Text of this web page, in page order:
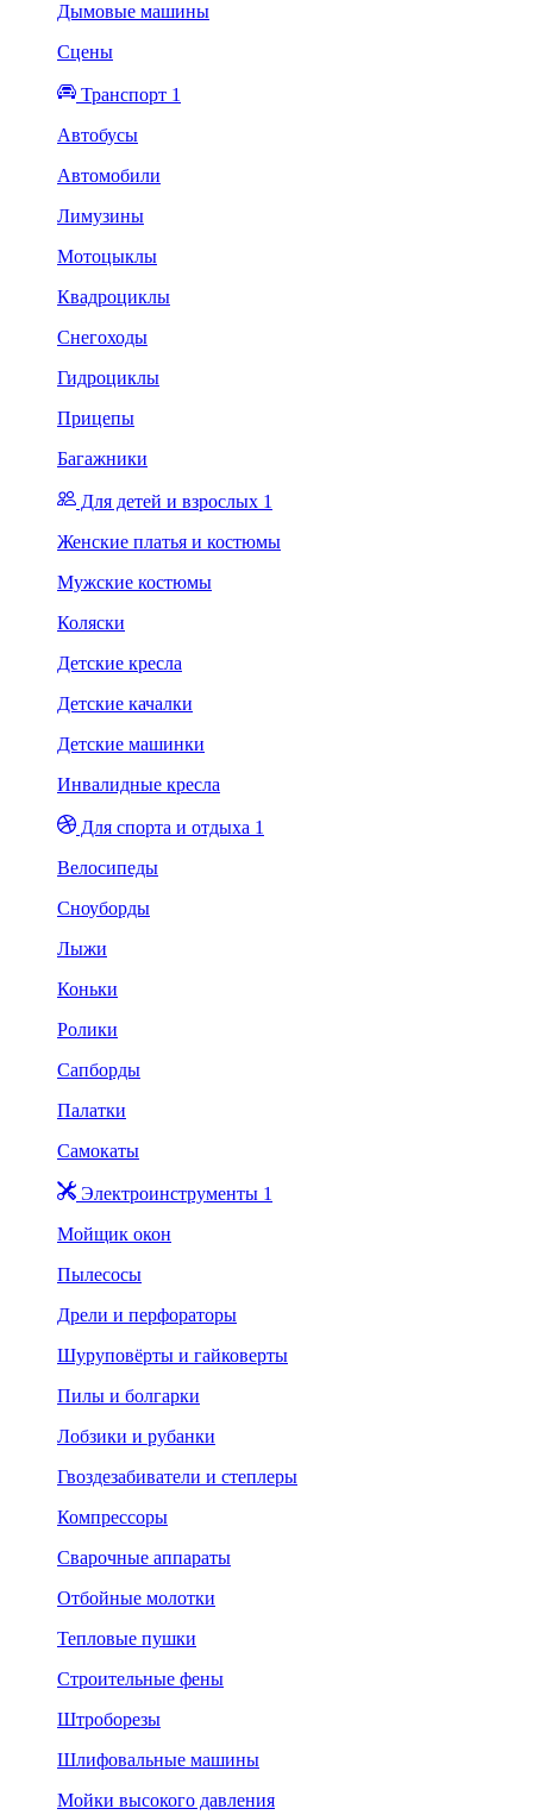
Дымовые машины
Сцены
Транспорт 1
Автобусы
Автомобили
Лимузины
Мотоцыклы
Квадроциклы
Снегоходы
Гидроциклы
Прицепы
Багажники
Для детей и взрослых 1
Женские платья и костюмы
Мужские костюмы
Коляски
Детские кресла
Детские качалки
Детские машинки
Инвалидные кресла
Для спорта и отдыха 1
Велосипеды
Сноуборды
Лыжи
Коньки
Ролики
Сапборды
Палатки
Самокаты
Электроинструменты 1
Мойщик окон
Пылесосы
Дрели и перфораторы
Шуруповёрты и гайковерты
Пилы и болгарки
Лобзики и рубанки
Гвоздезабиватели и степлеры
Компрессоры
Сварочные аппараты
Отбойные молотки
Тепловые пушки
Строительные фены
Штроборезы
Шлифовальные машины
Мойки высокого давления